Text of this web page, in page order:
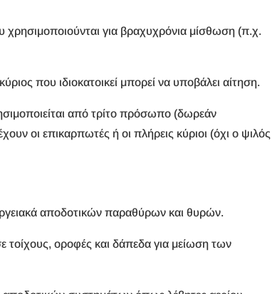
χρησιμοποιούνται για βραχυχρόνια μίσθωση (π.χ.
που ιδιοκατοικεί μπορεί να υποβάλει αίτηση.
από τρίτο πρόσωπο (δωρεάν
οι επικαρπωτές ή οι πλήρεις κύριοι (όχι ο ψιλός
αποδοτικών παραθύρων και θυρών.
οροφές και δάπεδα για μείωση των